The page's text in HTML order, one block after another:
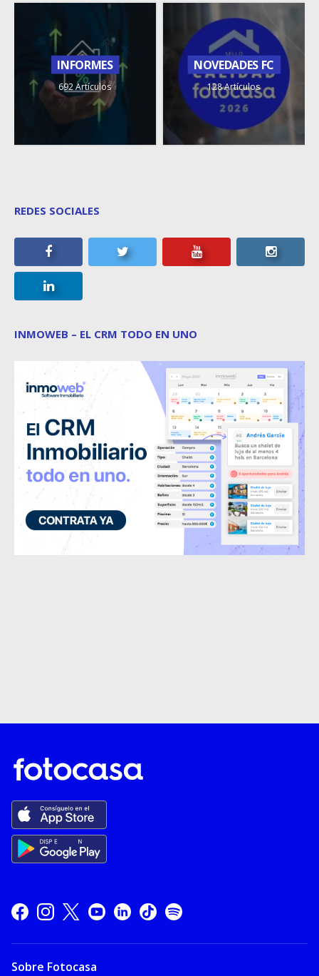
INFORMES
692 Artículos
NOVEDADES FC
128 Artículos
REDES SOCIALES
INMOWEB – EL CRM TODO EN UNO
Sobre Fotocasa